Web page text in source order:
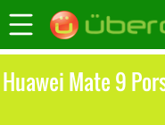
Huawei Mate 9